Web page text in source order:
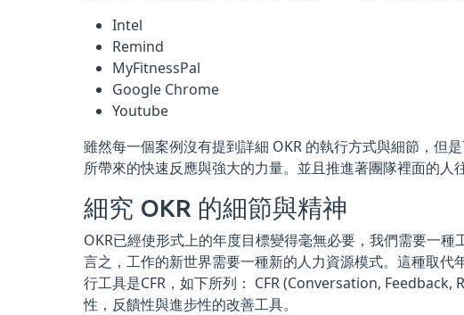
Intel
Remind
MyFitnessPal
Google Chrome
Youtube
雖然每一個案例沒有提到詳細 OKR 的執行方式與細節，但
所帶來的快速反應與強大的力量。並且推進著團隊裡面的人
細究 OKR 的細節與精神
OKR已經使形式上的年度目標變得毫無必要，我們需要一
言之，工作的新世界需要一種新的人力資源模式。這種取
行工具是CFR，如下所列： CFR (Conversation,
性，反饋性與進步性的改善工具。